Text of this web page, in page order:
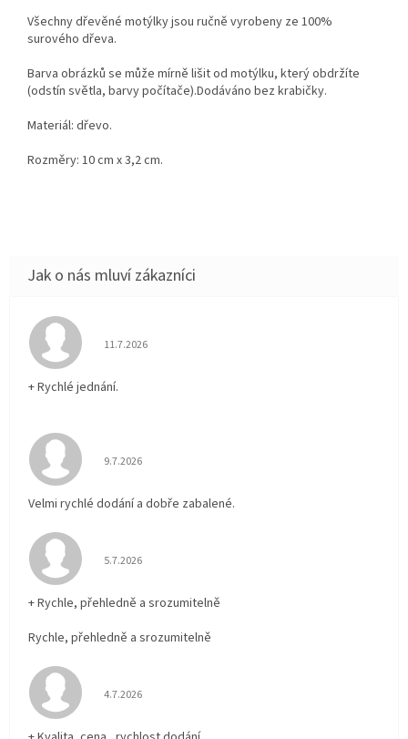
Všechny dřevěné motýlky jsou ručně vyrobeny ze 100%
surového dřeva.
Barva obrázků se může mírně lišit od motýlku, který obdržíte
(odstín světla, barvy počítače).Dodáváno bez krabičky.
Materiál: dřevo.
Rozměry: 10 cm x 3,2 cm.
Hodnocení obchodu je 5 z 5 hvězdiček.
11.7.2026
+ Rychlé jednání.
Hodnocení obchodu je 5 z 5 hvězdiček.
9.7.2026
Velmi rychlé dodání a dobře zabalené.
Hodnocení obchodu je 5 z 5 hvězdiček.
5.7.2026
+ Rychle, přehledně a srozumitelně
Rychle, přehledně a srozumitelně
Hodnocení obchodu je 5 z 5 hvězdiček.
4.7.2026